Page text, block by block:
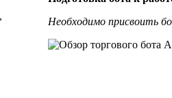
Необходимо присвоить